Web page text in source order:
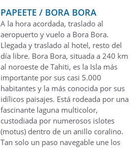
PAPEETE / BORA BORA
A la hora acordada, traslado al
aeropuerto y vuelo a Bora Bora.
Llegada y traslado al hotel, resto del
día libre. Bora Bora, situada a 240 km
al noroeste de Tahiti, es la Isla más
importante por sus casi 5.000
habitantes y la más conocida por sus
idílicos paisajes. Está rodeada por una
fascinante laguna multicolor,
custodiada por numerosos islotes
(motus) dentro de un anillo coralino.
Tan solo un paso navegable une los